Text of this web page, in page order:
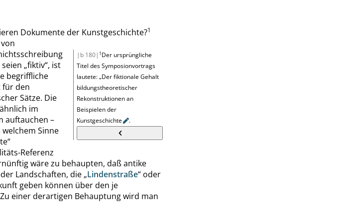
Dokumente der Kunstgeschichte?1
|b 180| 1Der ursprüngliche
Titel des Symposionvortrags
lautete:„Der fiktionale Gehalt
bildungstheoretischer
Rekonstruktionen an
Beispielen der
Kunstgeschichte
.
„fiktiv“, ist
begriffliche
für den
Sätze. Die
im
auftauchen –
Sinne
“
Referenz
wäre zu behaupten, daß antike
Landschaften, die „Lindenstraße“ oder
geben können über den je
einer derartigen Behauptung wird man